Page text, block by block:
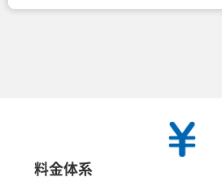
料金体系